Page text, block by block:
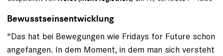
Bewusstseinsentwicklung
"Das hat bei Bewegungen wie Fridays for Future schon
angefangen. In dem Moment, in dem man sich versteht